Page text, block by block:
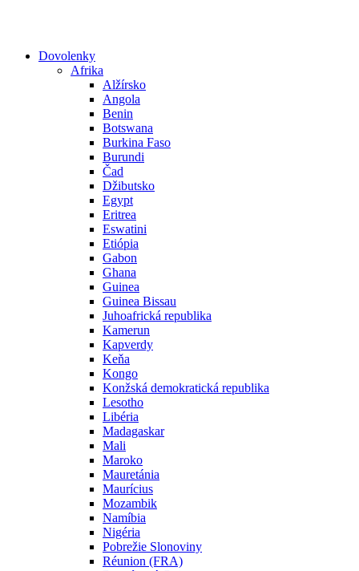
Dovolenky
Afrika
Alžírsko
Angola
Benin
Botswana
Burkina Faso
Burundi
Čad
Džibutsko
Egypt
Eritrea
Eswatini
Etiópia
Gabon
Ghana
Guinea
Guinea Bissau
Juhoafrická republika
Kamerun
Kapverdy
Keňa
Kongo
Konžská demokratická republika
Lesotho
Libéria
Madagaskar
Mali
Maroko
Mauretánia
Maurícius
Mozambik
Namíbia
Nigéria
Pobrežie Slonoviny
Réunion (FRA)